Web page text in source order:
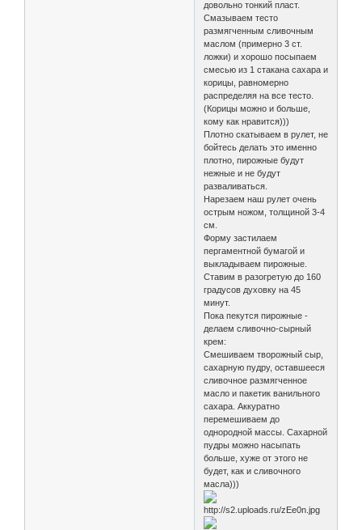
довольно тонкий пласт.
Смазываем тесто
размягченным сливочным
маслом (примерно 3 ст.
ложки) и хорошо посыпаем
смесью из 1 стакана сахара и
корицы, равномерно
распределяя на все тесто.
(Корицы можно и больше,
кому как нравится)))
Плотно скатываем в рулет, не
бойтесь делать это именно
плотно, пирожные будут
нежные и не будут
разваливаться.
Нарезаем наш рулет очень
острым ножом, толщиной 3-4
см.
Форму застилаем
пергаментной бумагой и
выкладываем пирожные.
Ставим в разогретую до 160
градусов духовку на 45
минут.
Пока пекутся пирожные -
делаем сливочно-сырный
крем:
Смешиваем творожный сыр,
сахарную пудру, оставшееся
сливочное размягченное
масло и пакетик ванильного
сахара. Аккуратно
перемешиваем до
однородной массы. Сахарной
пудры можно насыпать
больше, хуже от этого не
будет, как и сливочного
масла)))